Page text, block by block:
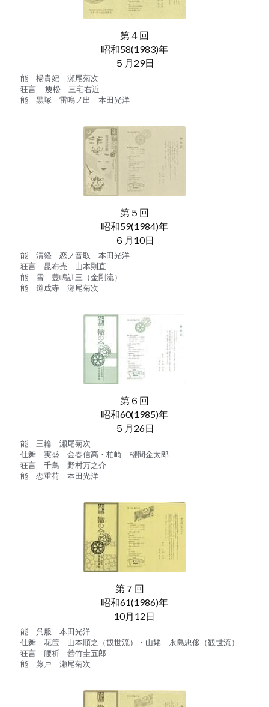
第４回
昭和58(1983)年
５月29日
能　楊貴妃　瀬尾菊次
狂言　 痩松　三宅右近
能　黒塚　雷鳴ノ出　本田光洋
第５回
昭和59(1984)年
６月10日
能　清経　恋ノ音取　本田光洋
狂言　昆布売　山本則直
能　雪　豊嶋訓三（金剛流）
能　道成寺　瀬尾菊次
第６回
昭和60(1985)年
５月26日
能　三輪　瀬尾菊次
仕舞　実盛　金春信高・柏崎　櫻間金太郎
狂言　千鳥　野村万之介
能　恋重荷　本田光洋
第７回
昭和61(1986)年
10月12日
能　呉服　本田光洋
仕舞　花筺　山本順之（観世流）・山姥　永島忠侈（観世流）
狂言　腰祈　善竹圭五郎
能　藤戸　瀬尾菊次